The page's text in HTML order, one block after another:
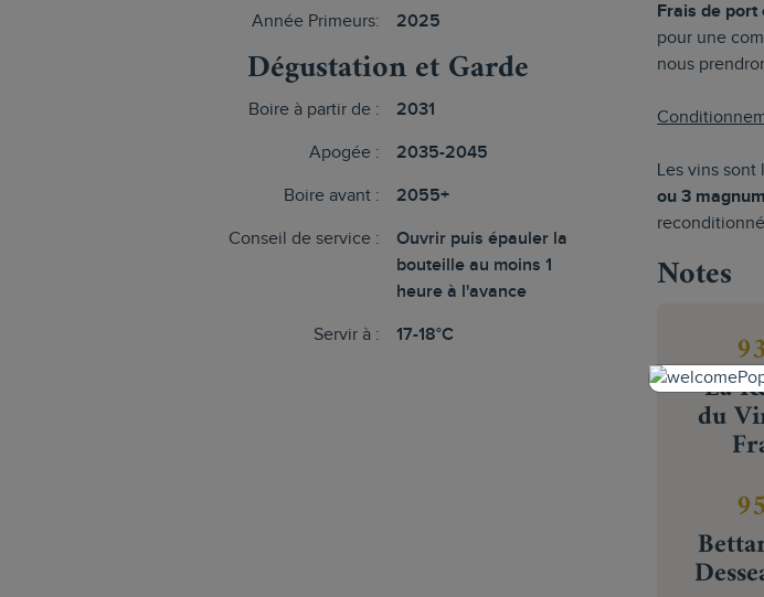
Année Primeurs: 2025
Dégustation et Garde
Boire à partir de : 2031
Apogée : 2035-2045
Boire avant : 2055+
Conseil de service :
Ouvrir puis épauler la
bouteille au moins 1
heure à l'avance
Servir à : 17-18°C
Frais de
pour une
nous
Les vins
ou 3
Notes
La
du